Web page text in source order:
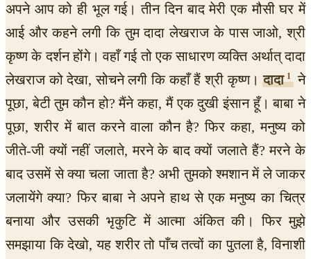
अपने आप को ही भूल गई। तीन दिन बाद मेरी एक मौसी घर में
आई और कहने लगी कि तुम दादा लेखराज के पास जाओ, श्री
कृष्ण के दर्शन होंगे। वहाँ गई तो एक साधारण व्यक्ति अर्थात् दादा
लेखराज को देखा, सोचने लगी कि कहाँ हैं श्री कृष्ण।दादा 1
ने
पूछा, बेटी तुम कौन हो? मैंने कहा, मैं एक दुखी इंसान हूँ। बाबा ने
पूछा, शरीर में बात करने वाला कौन है? फिर कहा, मनुष्य को
जीते-जी क्यों नहीं जलाते, मरने के बाद क्यों जलाते हैं? मरने के
बाद उसमें से क्या चला जाता है? अभी तुमको श्मशान में ले जाकर
जलायेंगे क्या? फिर बाबा ने अपने हाथ से एक मनुष्य का चित्र
बनाया और उसकी भृकुटि में आत्मा अंकित की। फिर मुझे
समझाया कि देखो, यह शरीर तो पाँच तत्वों का पुतला है, विनाशी